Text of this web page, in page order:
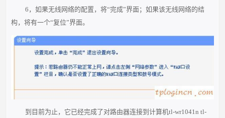
6，如果无线网络的配置，将“完成”界面；如果该无线网络的结
构，将有一个“复位”界面。
到目前为止，它已经完成了对路由器连接到计算机tl-wr1041n tl-